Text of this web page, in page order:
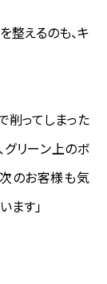
整えるのも、キ
削ってしまった
グリーン上のボ
のお客様も気
ます」